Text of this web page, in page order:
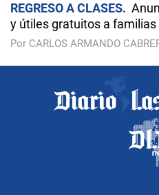
REGRESO A CLASES
y útiles gratuitos a
Por CARLOS ARMANDO